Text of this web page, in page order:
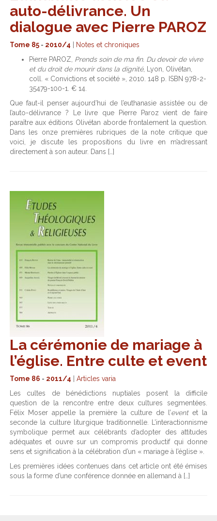
auto-délivrance. Un
dialogue avec Pierre PAROZ
Tome 85 - 2010/4
Notes et chroniques
Pierre PAROZ, Prends soin de ma fin. Du devoir de vivre
et du droit de mourir dans la dignité, Lyon, Olivétan,
coll. « Convictions et société », 2010. 148 p. ISBN 978-2-
35479-100-1. € 14.
Que faut-il penser aujourd’hui de l’euthanasie assistée ou de
l’auto-délivrance ? Le livre que Pierre Paroz vient de faire
paraître aux éditions Olivétan aborde frontalement la question.
Dans les onze premières rubriques de la note critique que
voici, je discute les propositions du livre en m’adressant
directement à son auteur. Dans […]
La cérémonie de mariage à
l’église. Entre culte et event
Tome 86 - 2011/4
Articles varia
Les cultes de bénédictions nuptiales posent la difficile
question de la rencontre entre deux cultures segmentées.
Félix Moser appelle la première la culture de l’eventet la
seconde la culture liturgique traditionnelle. L’interactionnisme
symbolique permet aux célébrants d’adopter des attitudes
adéquates et ouvre sur un compromis productif qui donne
sens et signification à la célébration d’un « mariage à l’église ».
Les premières idées contenues dans cet article ont été émises
sous la forme d’une conférence donnée en allemand à […]